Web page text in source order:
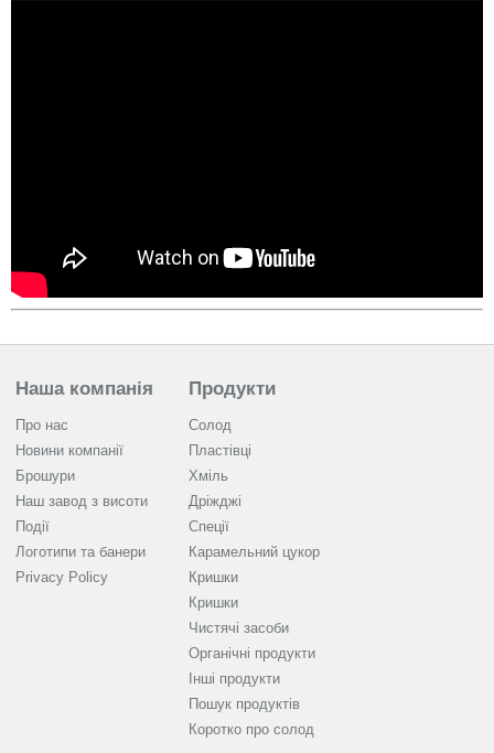
Наша компанія
Про нас
Новини компанії
Брошури
Наш завод з висоти
Події
Логотипи та банери
Privacy Policy
Продукти
Солод
Пластівці
Хміль
Дріжджі
Спеції
Карамельний цукор
Кришки
Кришки
Чистячі засоби
Органічні продукти
Інші продукти
Пошук продуктів
Коротко про солод